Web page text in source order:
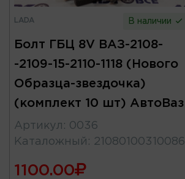
LADA В наличии
Болт ГБЦ 8V ВАЗ-2108-
-2109-15-2110-1118 (Нового
Образца-звездочка)
(комплект 10 шт) АвтоВаз
Артикул : 0036
Каталожный : 21080100310086
1100.00